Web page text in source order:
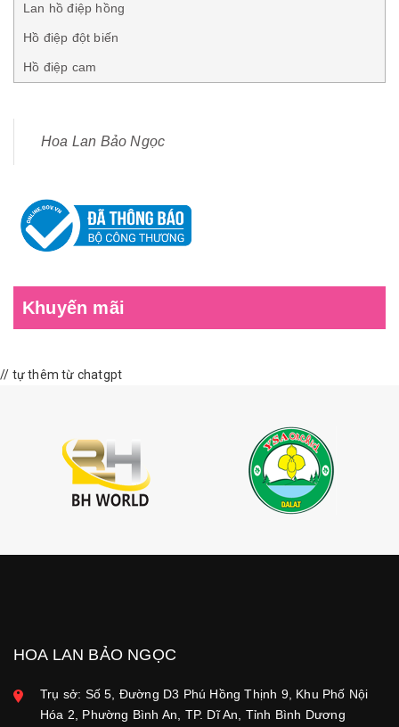
Lan hồ điệp hồng
Hồ điệp đột biến
Hồ điệp cam
Hoa Lan Bảo Ngọc
Khuyến mãi
// tự thêm từ chatgpt
HOA LAN BẢO NGỌC
Trụ sở: Số 5, Đường D3 Phú Hồng Thịnh 9, Khu Phố Nội
Hóa 2, Phường Bình An, TP. Dĩ An, Tỉnh Bình Dương